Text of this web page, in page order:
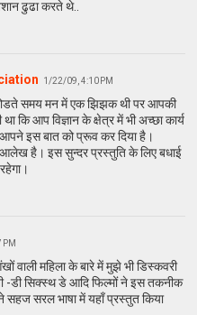
ढुढा करते थे..
1/22/09, 4:10 PM
समय मन में एक झिझक थी पर आपकी
कि आप विज्ञान के क्षेत्र में भी अच्छा कार्य
इस बात को प्रूव कर दिया है।
आलेख है। इस सुन्दर प्रस्तुति के लिए बधाई
वाली महिला के बारे में मुझे भी डिस्कवरी
-डी सिक्स्थ डे आदि फिल्मों ने इस तकनीक
सरल भाषा में यहाँ प्रस्तुत किया